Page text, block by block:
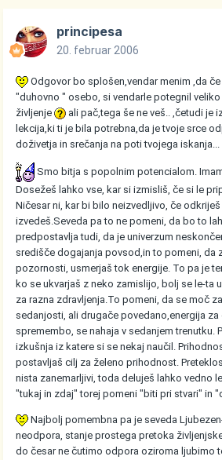
principesa
20. februar 2006
Odgovor bo splošen,vendar menim ,da
"duhovno " osebo, si vendarle potegnil
življenje
ali pač,tega še ne veš.. ,četudi je
lekcija,ki ti je bila potrebna,da je tvoje srce
doživetja in srečanja na poti tvojega iskanja...
Smo bitja s popolnim potencialom.
Dosežeš lahko vse, kar si izmisliš, če si le
Ničesar ni, kar bi bilo neizvedljivo, če
izvedeš.Seveda pa to ne pomeni, da bo to
predpostavlja tudi, da je univerzum
središče dogajanja povsod,in to pomeni, da
pozornosti, usmerjaš tok energije. To pa je
ko se ukvarjaš z neko zamislijo, bolj se le-ta
za razna zdravljenja.To pomeni, da se moč
sedanjosti, ali drugače povedano,energija
spremembo, se nahaja v sedanjem trenutku.
izkušnja iz katere si se nekaj naučil.
postavljaš cilj za želeno prihodnost.
nista zanemarljivi, toda deluješ lahko vedno
"tukaj in zdaj" torej pomeni "biti pri stvari" in
Najbolj pomembna pa je seveda
neodpora, stanje prostega pretoka
do česar ne čutimo odpora oziroma ljubimo